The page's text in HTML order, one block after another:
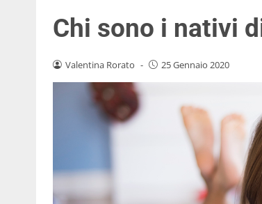
Chi sono i nativi
Valentina Rorato - 25 Gennaio 2020